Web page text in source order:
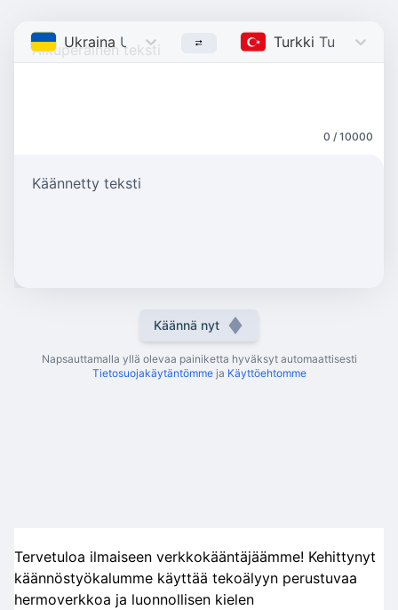
Ukraina Ukrainian Turkki Turkish
0 / 10000
Käännetty teksti
Käännä nyt
Napsauttamalla yllä olevaa painiketta hyväksyt automaattisesti
Tietosuojakäytäntömme ja Käyttöehtomme
Tervetuloa ilmaiseen verkkokääntäjäämme! Kehittynyt
käännöstyökalumme käyttää tekoälyyn perustuvaa
hermoverkkoa ja luonnollisen kielen